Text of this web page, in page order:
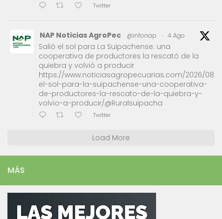
Twitter
NAP Noticias AgroPec @infonap · 4 Ago
Salió el sol para La Suipachense: una
cooperativa de productores la rescató de la
quiebra y volvió a producir
https://www.noticiasagropecuarias.com/2026/08/
el-sol-para-la-suipachense-una-cooperativa-
de-productores-la-rescato-de-la-quiebra-y-
volvio-a-producir/@Ruralsuipacha
Twitter
Load More
MÁS